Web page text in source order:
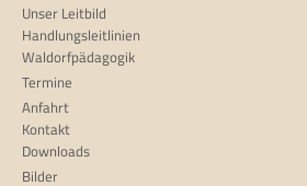
Unser Leitbild
Handlungsleitlinien
Waldorfpädagogik
Termine
Anfahrt
Kontakt
Downloads
Bilder